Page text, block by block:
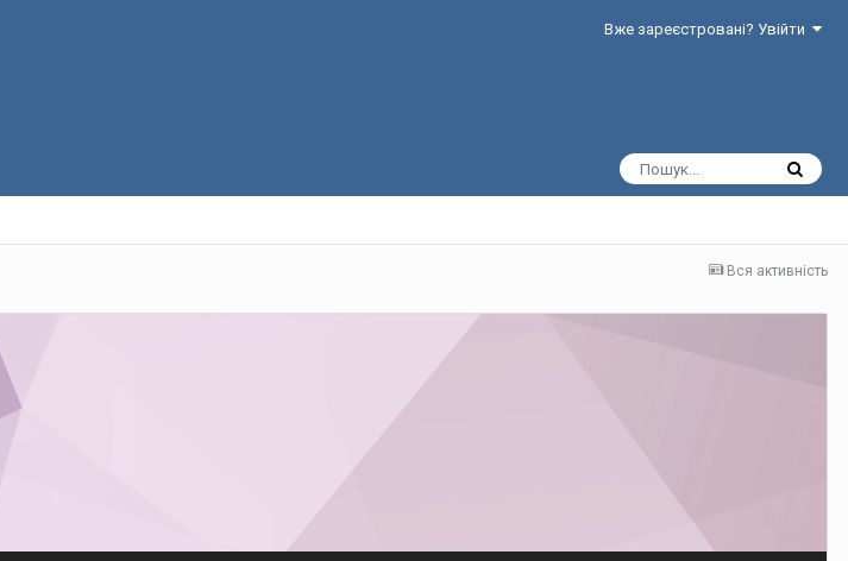
Вже зареєстровані? Увійти
Вся активність